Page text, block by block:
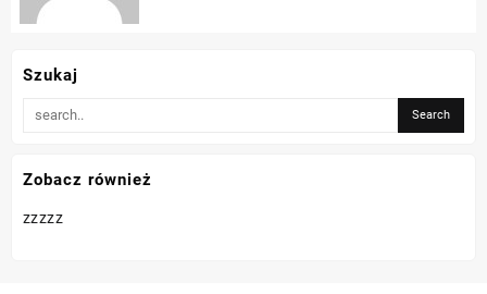
Szukaj
Zobacz również
zzzzz